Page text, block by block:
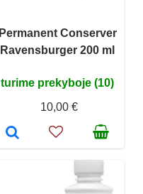
Permanent Conserver
Ravensburger 200 ml
turime prekyboje (10)
10,00 €